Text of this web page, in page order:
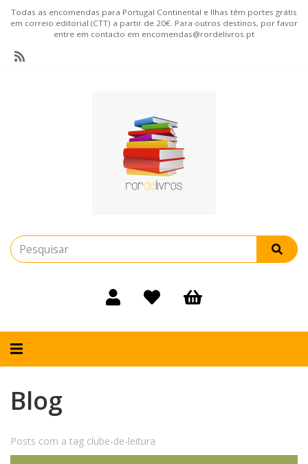
Todas as encomendas para Portugal Continental e Ilhas têm portes grátis
em correio editorial (CTT) a partir de 20€. Para outros destinos, por favor
entre em contacto em encomendas@rordelivros.pt
Alternar
Blog
Posts com a tag clube-de-leitura